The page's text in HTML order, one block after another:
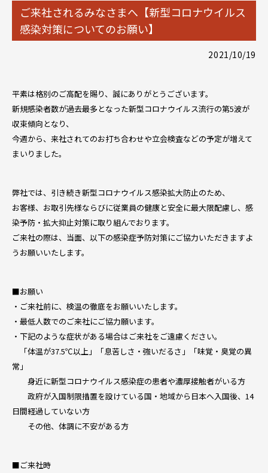
ご来社されるみなさまへ【新型コロナウイルス
感染対策についてのお願い】
2021/10/19
平素は格別のご高配を賜り、誠にありがとうございます。
新規感染者数が過去最多となった新型コロナウイルス流行の第5波が
収束傾向となり、
今週から、来社されてのお打ち合わせや立会検査などの予定が増えて
まいりました。
弊社では、引き続き新型コロナウイルス感染拡大防止のため、
お客様、お取引先様ならびに従業員の健康と安全に最大限配慮し、感
染予防・拡大抑止対策に取り組んでおります。
ご来社の際は、当面、以下の感染症予防対策にご協力いただきますよ
うお願いいたします。
■お願い
・ご来社前に、検温の徹底をお願いいたします。
・最低人数でのご来社にご協力願います。
・下記のような症状がある場合はご来社をご遠慮ください。
「体温が37.5℃以上」「息苦しさ・強いだるさ」「味覚・臭覚の異
常」
身近に新型コロナウイルス感染症の患者や濃厚接触者がいる方
政府が入国制限措置を設けている国・地域から日本へ入国後、14
日間経過していない方
その他、体調に不安がある方
■ご来社時